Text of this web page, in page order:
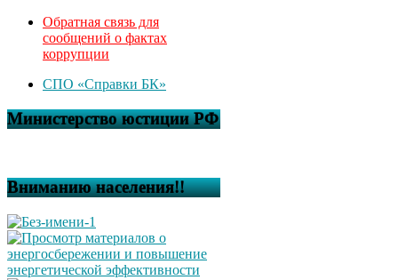
Обратная связь для
сообщений о фактах
коррупции
СПО «Справки БК»
Министерство юстиции РФ
Вниманию населения!!